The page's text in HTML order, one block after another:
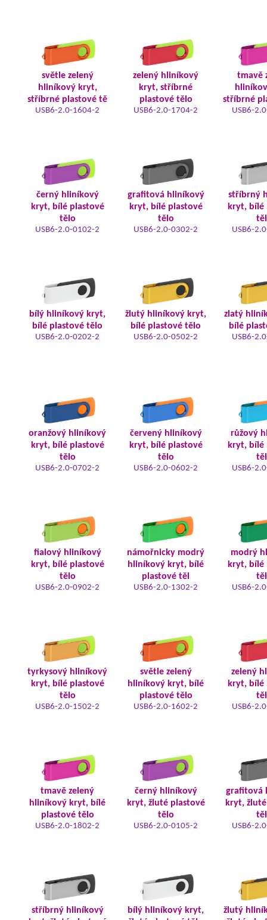
světle zelený
hliníkový kryt,
stříbrné plastové tě
USB6-2.0-1604-2
zelený hliníkový
kryt, stříbrné
plastové tělo
USB6-2.0-1704-2
tmavě
stříbrné
USB6-
černý hliníkový
kryt, bílé plastové
tělo
USB6-2.0-0102-2
grafitová hliníkový
kryt, bílé plastové
tělo
USB6-2.0-0302-2
stříbrný
kryt, bílé
USB6-
bílý hliníkový kryt,
bílé plastové tělo
USB6-2.0-0202-2
žlutý hliníkový kryt,
bílé plastové tělo
USB6-2.0-0502-2
zlatý
bílé
USB6-
oranžový hliníkový
kryt, bílé plastové
tělo
USB6-2.0-0702-2
červený hliníkový
kryt, bílé plastové
tělo
USB6-2.0-0602-2
růžový
kryt, bílé
USB6-
fialový hliníkový
kryt, bílé plastové
tělo
USB6-2.0-0902-2
námořnicky modrý
hliníkový kryt, bílé
plastové těl
USB6-2.0-1302-2
modrý
kryt, bílé
USB6-
tyrkysový hliníkový
kryt, bílé plastové
tělo
USB6-2.0-1502-2
světle zelený
hliníkový kryt, bílé
plastové tělo
USB6-2.0-1602-2
zelený
kryt, bílé
USB6-
tmavě zelený
hliníkový kryt, bílé
plastové tělo
USB6-2.0-1802-2
černý hliníkový
kryt, žluté plastové
tělo
USB6-2.0-0105-2
grafitová
kryt,
USB6-
stříbrný hliníkový
bílý hliníkový kryt,
žlutý